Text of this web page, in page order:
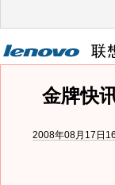
金牌快
2008年08月17日